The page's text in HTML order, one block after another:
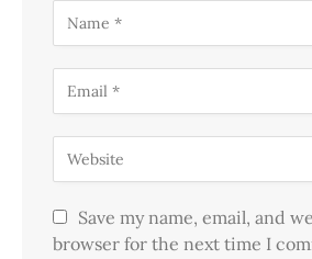
Save my name, email, and
browser for the next time I